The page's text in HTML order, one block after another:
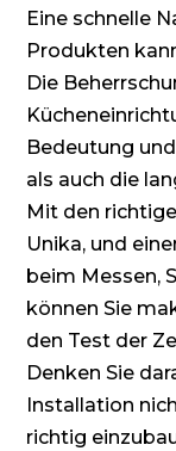
Eine schnelle
Produkten
Die
Bedeutung
als auch die
Mit den
Unika, und
beim Messen,
können Sie
den Test der
Denken Sie
Installation
richtig